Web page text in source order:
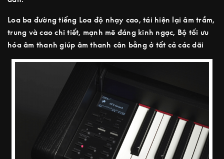
Loa ba đường tiếng Loa độ nhạy cao, tái hiện lại âm trầm,
trung và cao chi tiết, mạnh mẽ đáng kinh ngạc, Bộ tối ưu
hóa âm thanh giúp âm thanh cân bằng ở tất cả các dãi